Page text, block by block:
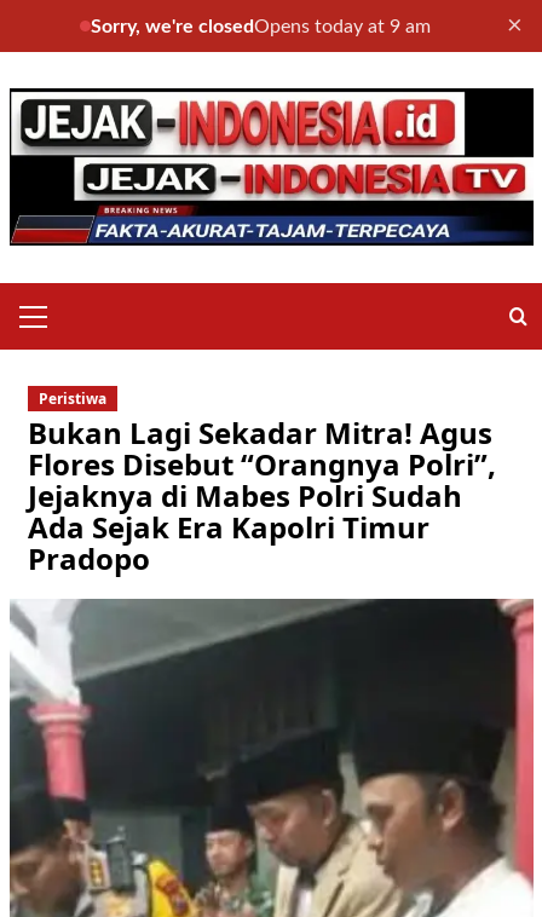
Sorry, we're closedOpens today at 9 am ×
to
content
Menu
Peristiwa
Bukan Lagi Sekadar Mitra! Agus
Flores Disebut “Orangnya Polri”,
Jejaknya di Mabes Polri Sudah
Ada Sejak Era Kapolri Timur
Pradopo